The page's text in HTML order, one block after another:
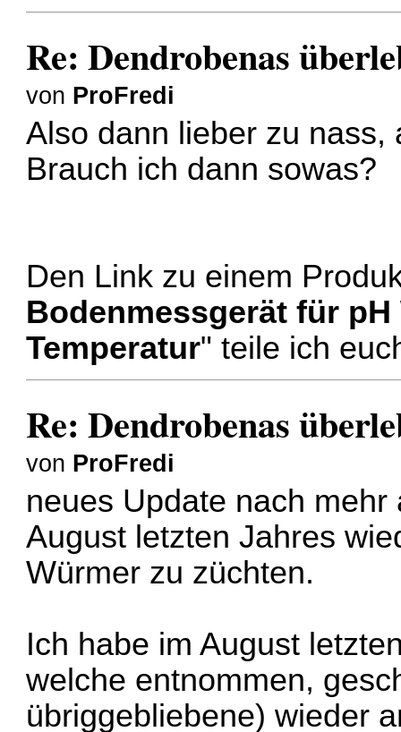
Re: Dendrobenas
von ProFredi
Also dann lieber zu nass,
Brauch ich dann sowas?
Den Link zu einem
Bodenmessgerät für
Temperatur" teile ich
Re: Dendrobenas
von ProFredi
neues Update nach
August letzten Jahres
Würmer zu züchten.
Ich habe im August
welche entnommen,
übriggebliebene) wieder